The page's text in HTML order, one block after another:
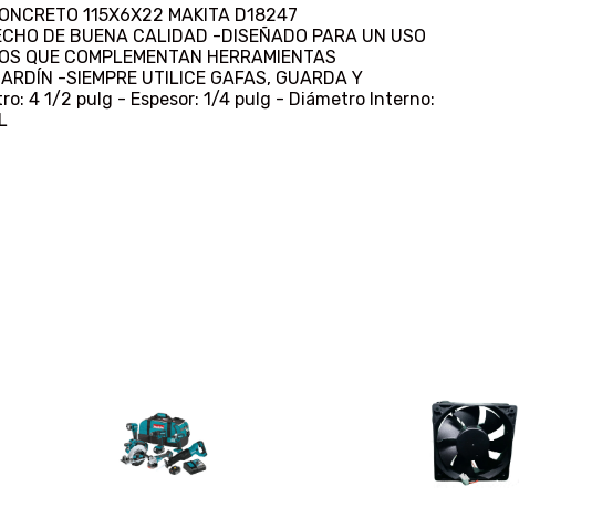
115X6X22 MAKITA D18247
DE BUENA CALIDAD -DISEÑADO PARA UN USO
QUE COMPLEMENTAN HERRAMIENTAS
-SIEMPRE UTILICE GAFAS, GUARDA Y
4 1/2 pulg - Espesor: 1/4 pulg - Diámetro Interno: